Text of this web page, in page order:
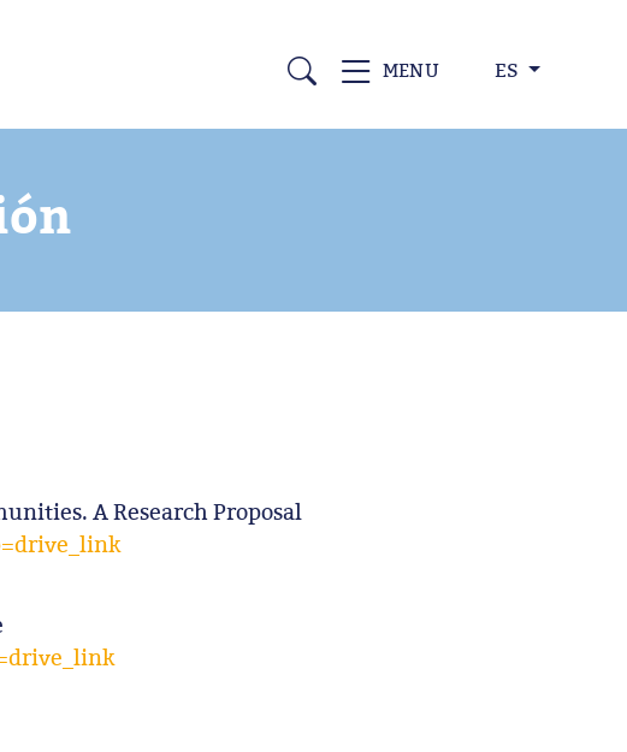
MENU ES
A Research Proposal